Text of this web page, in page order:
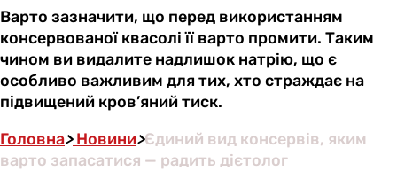
Варто зазначити, що перед використанням
консервованої квасолі її варто промити. Таким
чином ви видалите надлишок натрію, що є
особливо важливим для тих, хто страждає на
підвищений кров’яний тиск.
Головна>Новини>Єдиний вид консервів, яким
варто запасатися — радить дієтолог